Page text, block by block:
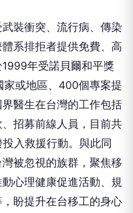
裝衝突、流行病、傳染
系排拒者提供免費、高
年受諾貝爾和平獎
或地區、400個專案提
醫生在台灣的工作包括
招募前線人員，目前共
入救援行動。與此同
被忽視的族群，聚焦移
心理健康促進活動、規
盼提升在台移工的身心